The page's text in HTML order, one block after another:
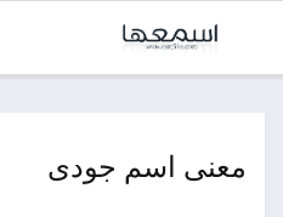
معنى اسم جودى